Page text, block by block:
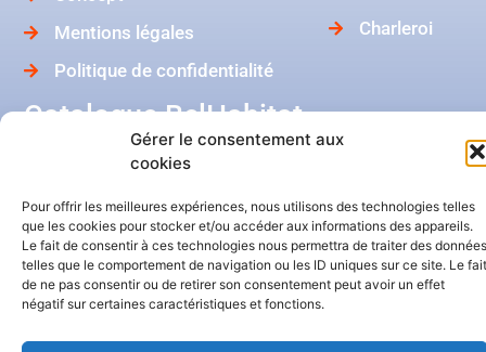
Gérer le consentement aux
cookies
Pour offrir les meilleures expériences, nous utilisons des technologies telles
que les cookies pour stocker et/ou accéder aux informations des appareils.
Le fait de consentir à ces technologies nous permettra de traiter des données
telles que le comportement de navigation ou les ID uniques sur ce site. Le fait
de ne pas consentir ou de retirer son consentement peut avoir un effet
négatif sur certaines caractéristiques et fonctions.
Charleroi
Mentions légales
Politique de confidentialité
Catalogue BelHabitat
Dans ma boîte mail